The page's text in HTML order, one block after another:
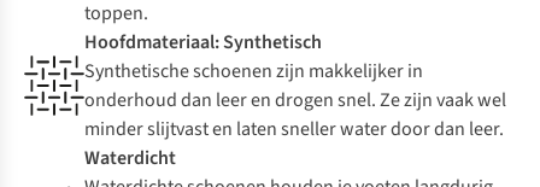
toppen.
Hoofdmateriaal: Synthetisch
Synthetische schoenen zijn makkelijker in
onderhoud dan leer en drogen snel. Ze zijn vaak wel
minder slijtvast en laten sneller water door dan leer.
Waterdicht